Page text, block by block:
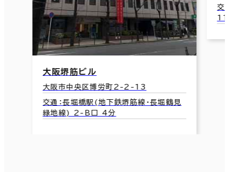
大阪堺筋ビル
大阪市中央区博労町2-2-13
交通：長堀橋駅(地下鉄堺筋線･長堀鶴見
緑地線) 2-B口 4分
交
11